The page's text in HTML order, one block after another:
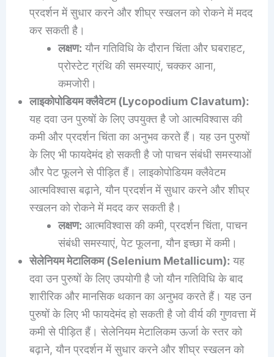
प्रदर्शन में सुधार करने और शीघ्र स्खलन को रोकने में मदद
कर सकती है।
लक्षण: यौन गतिविधि के दौरान चिंता और घबराहट,
प्रोस्टेट ग्रंथि की समस्याएं, चक्कर आना,
कमजोरी।
लाइकोपोडियम क्लैवेटम (Lycopodium Clavatum):
यह दवा उन पुरुषों के लिए उपयुक्त है जो आत्मविश्वास की
कमी और प्रदर्शन चिंता का अनुभव करते हैं। यह उन पुरुषों
के लिए भी फायदेमंद हो सकती है जो पाचन संबंधी समस्याओं
और पेट फूलने से पीड़ित हैं। लाइकोपोडियम क्लैवेटम
आत्मविश्वास बढ़ाने, यौन प्रदर्शन में सुधार करने और शीघ्र
स्खलन को रोकने में मदद कर सकती है।
लक्षण: आत्मविश्वास की कमी, प्रदर्शन चिंता, पाचन
संबंधी समस्याएं, पेट फूलना, यौन इच्छा में कमी।
सेलेनियम मेटालिकम (Selenium Metallicum): यह
दवा उन पुरुषों के लिए उपयोगी है जो यौन गतिविधि के बाद
शारीरिक और मानसिक थकान का अनुभव करते हैं। यह उन
पुरुषों के लिए भी फायदेमंद हो सकती है जो वीर्य की गुणवत्ता में
कमी से पीड़ित हैं। सेलेनियम मेटालिकम ऊर्जा के स्तर को
बढ़ाने, यौन प्रदर्शन में सुधार करने और शीघ्र स्खलन को